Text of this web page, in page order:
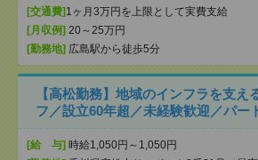
[交通費]1ヶ月3万円を上限として実費支給
[月収例] 20～25万円
[勤務地] 広島駅から徒歩5分
【高松勤務】地域のインフラを支え
フ／設立60年超／未経験歓迎／パー
[給 与] 時給1,050円～1,050円